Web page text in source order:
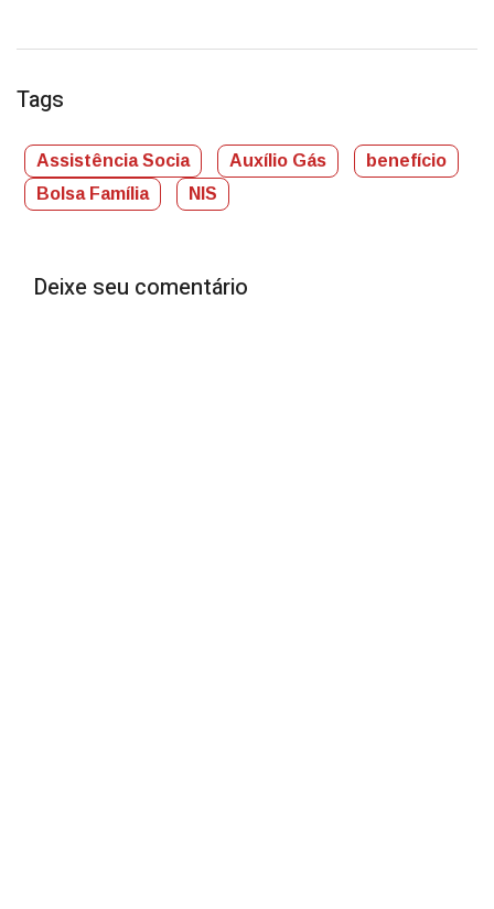
Tags
Assistência Socia Auxílio Gás
benefício
Bolsa Família
NIS
Deixe seu comentário